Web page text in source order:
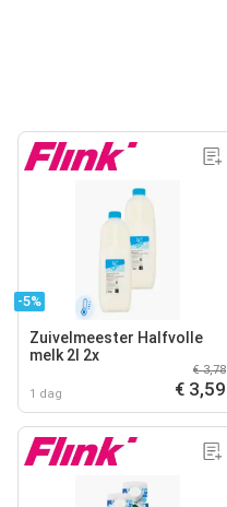
-5%
Zuivelmeester Halfvolle
melk 2l 2x
1 dag
€ 3,78
€ 3,59